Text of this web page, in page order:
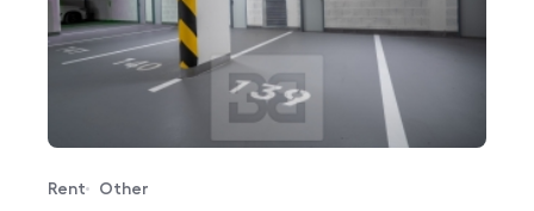
Offer type
Rent
Property type
Other